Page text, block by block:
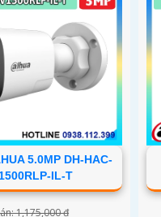
5.0MP DH-HAC-
IL-T
1,175,000 ₫